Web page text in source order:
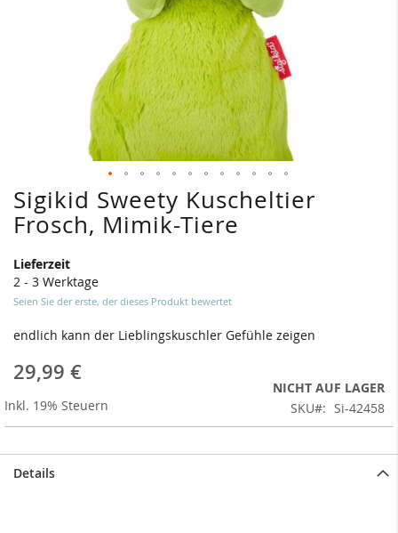
Sigikid Sweety Kuscheltier
Frosch, Mimik-Tiere
Lieferzeit
2 - 3 Werktage
Seien Sie der erste, der dieses Produkt bewertet
endlich kann der Lieblingskuschler Gefühle zeigen
29,99 €
Inkl. 19% Steuern
NICHT AUF LAGER
SKU
Si-42458
Zum
Anfang
der
springen
Details